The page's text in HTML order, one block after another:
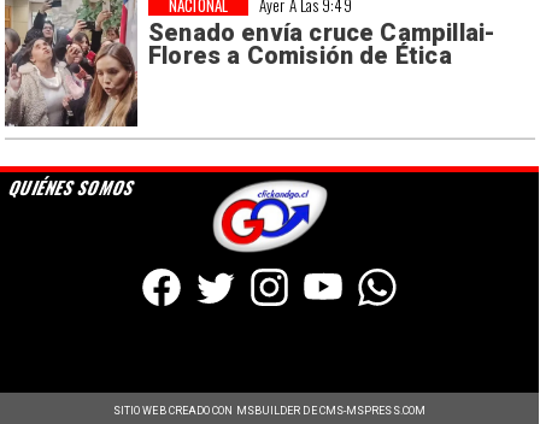
Senado envía cruce Campillai-
Flores a Comisión de Ética
SITIO WEB CREADO CON MSBUILDER DE CMS-MSPRESS.COM
QUIÉNES SOMOS